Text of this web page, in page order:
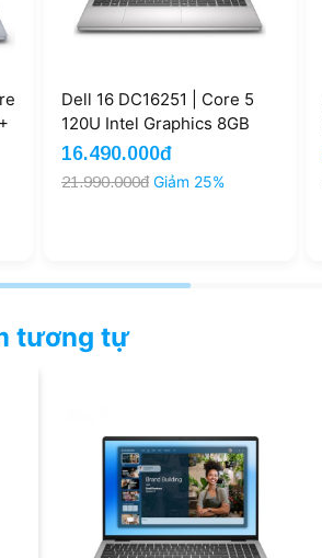
5
8GB
Win
Dell 14 DC14255 |
5 330 16GB 512GB 14''
FHD+ Win 11 (New)
21.490.000đ
26.490.000đ Giảm 19%
tương tự